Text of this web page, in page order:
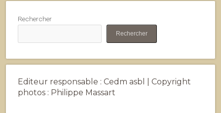
Rechercher
Rechercher
Editeur responsable : Cedm asbl | Copyright
photos : Philippe Massart